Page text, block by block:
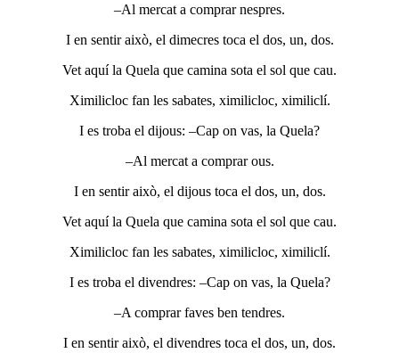
–Al mercat a comprar nespres.
I en sentir això, el dimecres toca el dos, un, dos.
Vet aquí la Quela que camina sota el sol que cau.
Ximilicloc fan les sabates, ximilicloc, ximiliclí.
I es troba el dijous: –Cap on vas, la Quela?
–Al mercat a comprar ous.
I en sentir això, el dijous toca el dos, un, dos.
Vet aquí la Quela que camina sota el sol que cau.
Ximilicloc fan les sabates, ximilicloc, ximiliclí.
I es troba el divendres: –Cap on vas, la Quela?
–A comprar faves ben tendres.
I en sentir això, el divendres toca el dos, un, dos.